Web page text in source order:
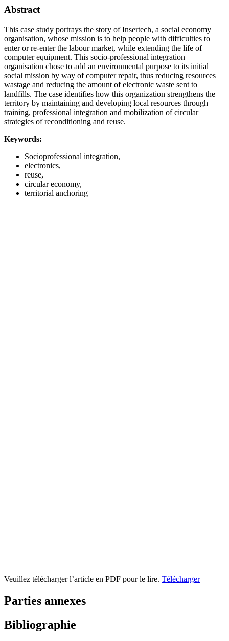
Abstract
This case study portrays the story of Insertech, a social economy
organisation, whose mission is to help people with difficulties to
enter or re-enter the labour market, while extending the life of
computer equipment. This socio-professional integration
organisation chose to add an environmental purpose to its initial
social mission by way of computer repair, thus reducing resources
wastage and reducing the amount of electronic waste sent to
landfills. The case identifies how this organization strengthens the
territory by maintaining and developing local resources through
training, professional integration and mobilization of circular
strategies of reconditioning and reuse.
Keywords:
Socioprofessional integration,
electronics,
reuse,
circular economy,
territorial anchoring
Veuillez télécharger l’article en PDF pour le lire. Télécharger
Parties annexes
Bibliographie